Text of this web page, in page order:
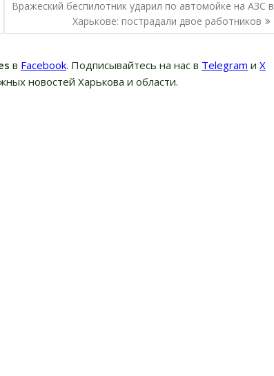
Вражеский беспилотник ударил по автомойке на АЗС в
Харькове: пострадали двое работников
в Facebook. Подписывайтесь на нас в Telegram и Х
новостей Харькова и области.